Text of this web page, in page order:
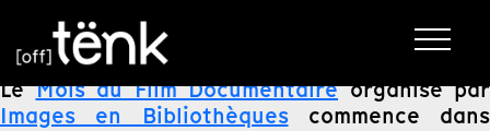
LeMois du Film Documentaireorganisé par
Images en Bibliothèquescommence dans